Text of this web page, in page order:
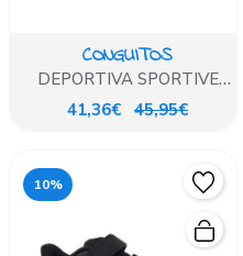
CONGUITOS
DEPORTIVA SPORTIVE
SNEAKERS
41,36€ 45,95€
10%